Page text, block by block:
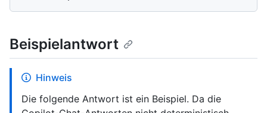
Beispielantwort
Hinweis
Die folgende Antwort ist ein Beispiel. Da die